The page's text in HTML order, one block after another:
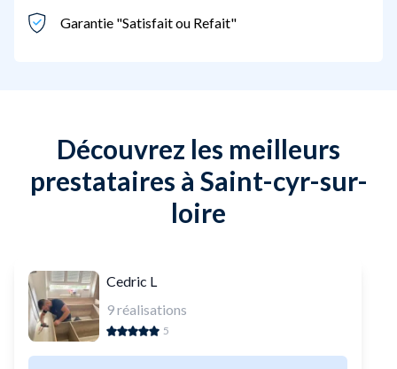
Garantie "Satisfait ou Refait"
Découvrez les meilleurs
prestataires à Saint-cyr-sur-
loire
Cedric L
9réalisations
5